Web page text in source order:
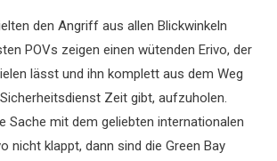
den Angriff aus allen Blickwinkeln
POVs zeigen einen wütenden Erivo, der
lässt und ihn komplett aus dem Weg
Zeit gibt, aufzuholen.
Sache mit dem geliebten internationalen
nicht klappt, dann sind die Green Bay